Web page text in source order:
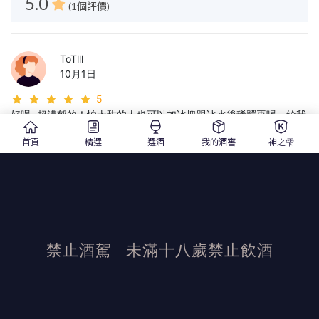
(1個評價)
ToTlll
10月1日
5
好喝~超濃郁的！怕太甜的人也可以加冰塊跟冰水後稀釋再喝，給我
的烤肉聚餐一個美好的夜晚~
首頁 精選 選酒 我的酒窖 神之雫
禁止酒駕 未滿十八歲禁止飲酒